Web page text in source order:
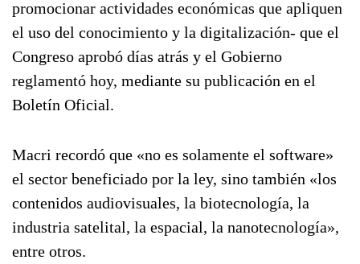
promocionar actividades económicas que apliquen
el uso del conocimiento y la digitalización- que el
Congreso aprobó días atrás y el Gobierno
reglamentó hoy, mediante su publicación en el
Boletín Oficial.
Macri recordó que «no es solamente el software»
el sector beneficiado por la ley, sino también «los
contenidos audiovisuales, la biotecnología, la
industria satelital, la espacial, la nanotecnología»,
entre otros.